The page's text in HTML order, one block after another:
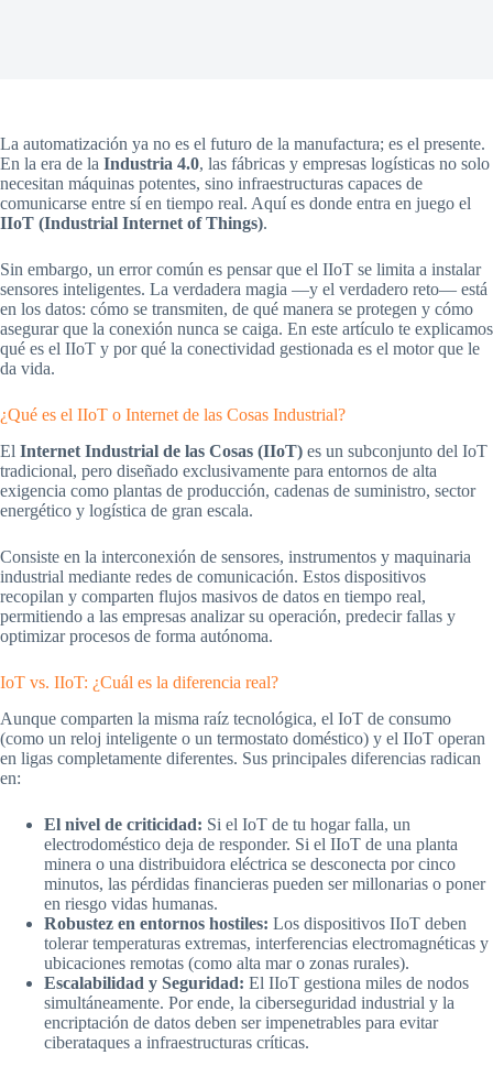
La automatización ya no es el futuro de la manufactura; es el presente.
En la era de la Industria 4.0, las fábricas y empresas logísticas no solo
necesitan máquinas potentes, sino infraestructuras capaces de
comunicarse entre sí en tiempo real. Aquí es donde entra en juego el
IIoT (Industrial Internet of Things).
Sin embargo, un error común es pensar que el IIoT se limita a instalar
sensores inteligentes. La verdadera magia —y el verdadero reto— está
en los datos: cómo se transmiten, de qué manera se protegen y cómo
asegurar que la conexión nunca se caiga. En este artículo te explicamos
qué es el IIoT y por qué la conectividad gestionada es el motor que le
da vida.
¿Qué es el IIoT o Internet de las Cosas Industrial?
El Internet Industrial de las Cosas (IIoT) es un subconjunto del IoT
tradicional, pero diseñado exclusivamente para entornos de alta
exigencia como plantas de producción, cadenas de suministro, sector
energético y logística de gran escala.
Consiste en la interconexión de sensores, instrumentos y maquinaria
industrial mediante redes de comunicación. Estos dispositivos
recopilan y comparten flujos masivos de datos en tiempo real,
permitiendo a las empresas analizar su operación, predecir fallas y
optimizar procesos de forma autónoma.
IoT vs. IIoT: ¿Cuál es la diferencia real?
Aunque comparten la misma raíz tecnológica, el IoT de consumo
(como un reloj inteligente o un termostato doméstico) y el IIoT operan
en ligas completamente diferentes. Sus principales diferencias radican
en:
El nivel de criticidad: Si el IoT de tu hogar falla, un
electrodoméstico deja de responder. Si el IIoT de una planta
minera o una distribuidora eléctrica se desconecta por cinco
minutos, las pérdidas financieras pueden ser millonarias o poner
en riesgo vidas humanas.
Robustez en entornos hostiles: Los dispositivos IIoT deben
tolerar temperaturas extremas, interferencias electromagnéticas y
ubicaciones remotas (como alta mar o zonas rurales).
Escalabilidad y Seguridad: El IIoT gestiona miles de nodos
simultáneamente. Por ende, la ciberseguridad industrial y la
encriptación de datos deben ser impenetrables para evitar
ciberataques a infraestructuras críticas.